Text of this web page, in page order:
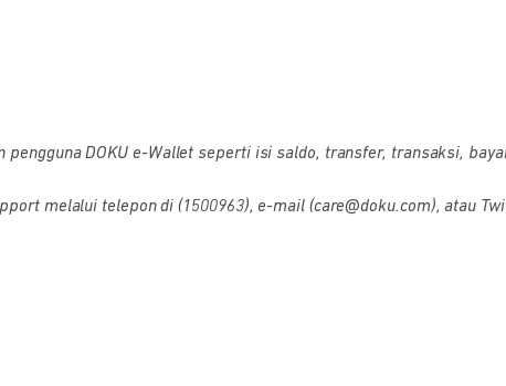
pengguna DOKU e-Wallet seperti isi saldo, transfer, transaksi,
melalui telepon di (1500963), e-mail (care@doku.com), atau